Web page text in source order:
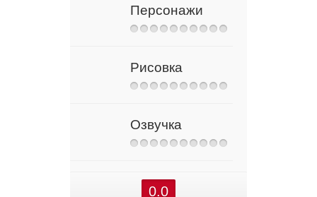
Персонажи
Рисовка
Озвучка
0.0